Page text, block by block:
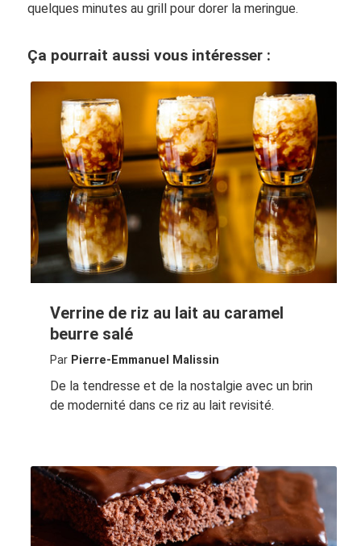
quelques minutes au grill pour dorer la meringue.
Ça pourrait aussi vous intéresser :
Verrine de riz au lait au caramel
beurre salé
Par Pierre-Emmanuel Malissin
De la tendresse et de la nostalgie avec un brin
de modernité dans ce riz au lait revisité.